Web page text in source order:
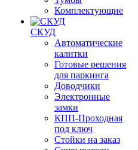
Комплектующие
СКУД
Автоматические
калитки
Готовые решения
для паркинга
Доводчики
Электронные
замки
КПП-Проходная
под ключ
Стойки на заказ